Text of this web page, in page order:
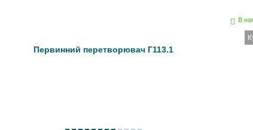
В
Первинний перетворювач Г113.1